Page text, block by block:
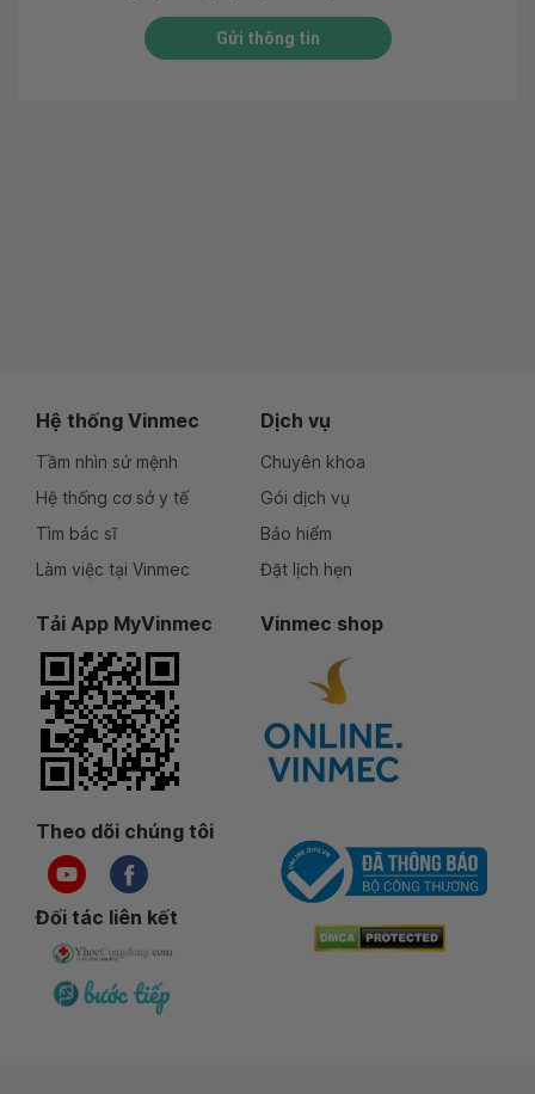
Gửi thông tin
Hệ thống Vinmec
Tầm nhìn sứ mệnh
Hệ thống cơ sở y tế
Tìm bác sĩ
Làm việc tại Vinmec
Dịch vụ
Chuyên khoa
Gói dịch vụ
Bảo hiểm
Đặt lịch hẹn
Tải App MyVinmec Vinmec shop
Theo dõi chúng tôi
Đối tác liên kết